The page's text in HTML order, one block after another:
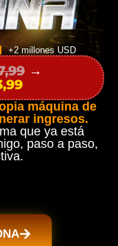
+2 millones USD
→
máquina de
ingresos.
que ya está
paso a paso,